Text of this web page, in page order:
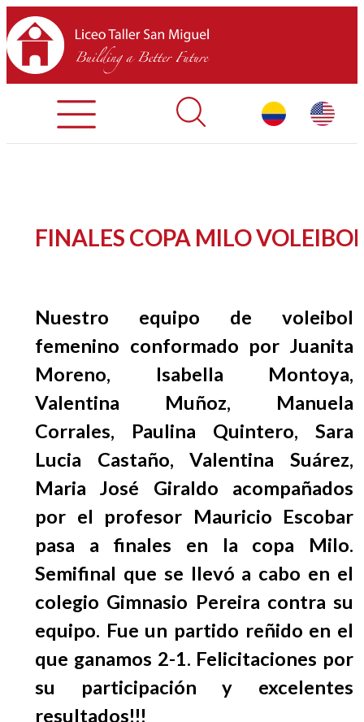
INICIO
EQUIPO
EGRESADOS
FINALES COPA MILO
Nuestro equipo de voleibol
femenino conformado por Juanita
Moreno, Isabella Montoya,
Valentina Muñoz, Manuela
Corrales, Paulina Quintero, Sara
Lucia Castaño, Valentina Suárez,
Maria José Giraldo acompañados
por el profesor Mauricio Escobar
pasa a finales en la copa Milo.
Semifinal que se llevó a cabo en el
colegio Gimnasio Pereira contra su
equipo. Fue un partido reñido en el
que ganamos 2-1. Felicitaciones por
su participación y excelentes
resultados!!!